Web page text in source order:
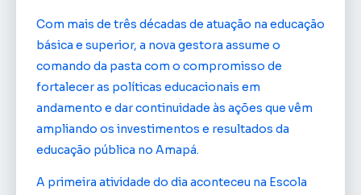
Com mais de três décadas de atuação na educação
básica e superior, a nova gestora assume o
comando da pasta com o compromisso de
fortalecer as políticas educacionais em
andamento e dar continuidade às ações que vêm
ampliando os investimentos e resultados da
educação pública no Amapá.
A primeira atividade do dia aconteceu na Escola